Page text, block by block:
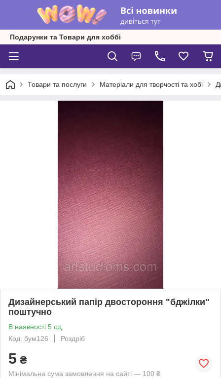
Подарунки та Товари для хоббі
Товари та послуги Матеріали для творчості та хобі
Дизайнерський папір двостороння "бджілки"
поштучно
В наявності 5 од.
Код: бум126
Роздріб
5 ₴
Мінімальна сума замовлення на сайті — 100 ₴